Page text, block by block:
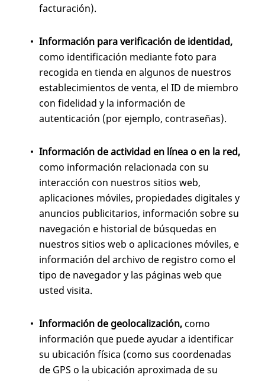
facturación).
Información para verificación de identidad,
como identificación mediante foto para
recogida en tienda en algunos de nuestros
establecimientos de venta, el ID de miembro
con fidelidad y la información de
autenticación (por ejemplo, contraseñas).
Información de actividad en línea o en la red,
como información relacionada con su
interacción con nuestros sitios web,
aplicaciones móviles, propiedades digitales y
anuncios publicitarios, información sobre su
navegación e historial de búsquedas en
nuestros sitios web o aplicaciones móviles, e
información del archivo de registro como el
tipo de navegador y las páginas web que
usted visita.
Información de geolocalización,como
información que puede ayudar a identificar
su ubicación física (como sus coordenadas
de GPS o la ubicación aproximada de su